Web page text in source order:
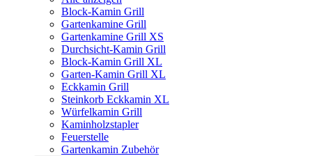
Block-Kamin Grill
Gartenkamine Grill
Gartenkamine Grill XS
Durchsicht-Kamin Grill
Block-Kamin Grill XL
Garten-Kamin Grill XL
Eckkamin Grill
Steinkorb Eckkamin XL
Würfelkamin Grill
Kaminholzstapler
Feuerstelle
Gartenkamin Zubehör